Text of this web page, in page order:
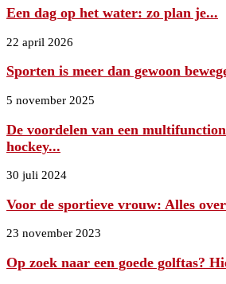
Een dag op het water: zo plan je...
22 april 2026
Sporten is meer dan gewoon
5 november 2025
De voordelen van een
hockey...
30 juli 2024
Voor de sportieve vrouw: Alles
23 november 2023
Op zoek naar een goede golftas?